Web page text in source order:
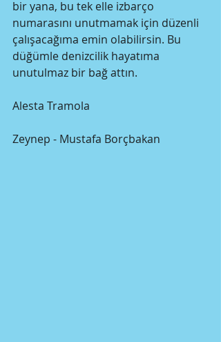
bir yana, bu tek elle izbarço
numarasını unutmamak için düzenli
çalışacağıma emin olabilirsin. Bu
düğümle denizcilik hayatıma
unutulmaz bir bağ attın.
Alesta Tramola
Zeynep - Mustafa Borçbakan